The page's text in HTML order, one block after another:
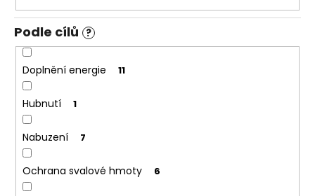
Podle cílů ?
Doplnění energie 11
Hubnutí 1
Nabuzení 7
Ochrana svalové hmoty 6